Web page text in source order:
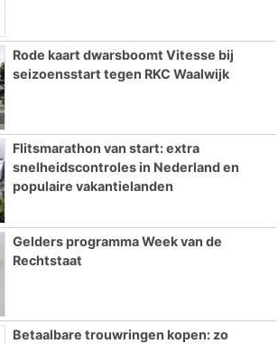
Rode kaart dwarsboomt Vitesse bij
seizoensstart tegen RKC Waalwijk
Flitsmarathon van start: extra
snelheidscontroles in Nederland en
populaire vakantielanden
Gelders programma Week van de
Rechtstaat
Betaalbare trouwringen kopen: zo